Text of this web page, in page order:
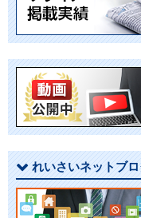
ゲ
シ
ョ
ン
れいさいネットブ